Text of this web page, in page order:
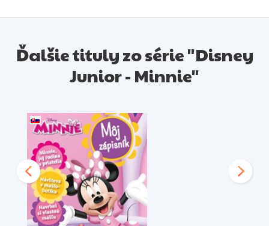
Ďalšie tituly zo série "Disney
Junior - Minnie"